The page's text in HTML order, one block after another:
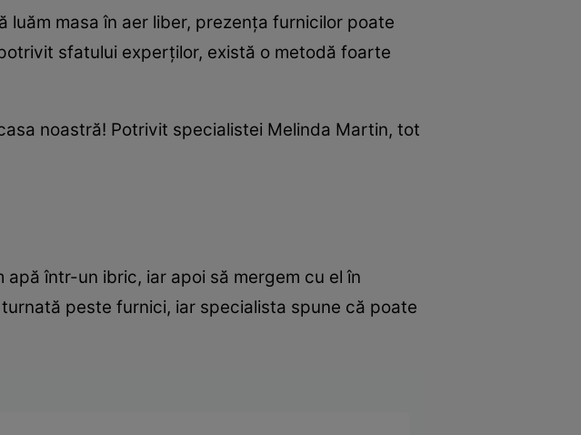
masa în aer liber, prezența furnicilor poate
sfatului experților, există o metodă foarte
noastră! Potrivit specialistei Melinda Martin, tot
într-un ibric, iar apoi să mergem cu el în
peste furnici, iar specialista spune că poate